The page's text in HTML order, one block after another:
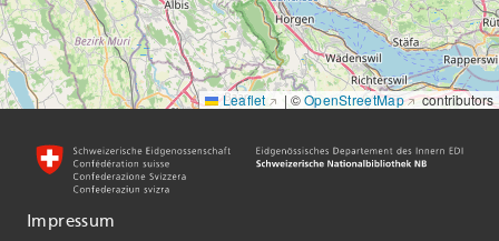
Leaflet | ©OpenStreetMap contributors
Impressum